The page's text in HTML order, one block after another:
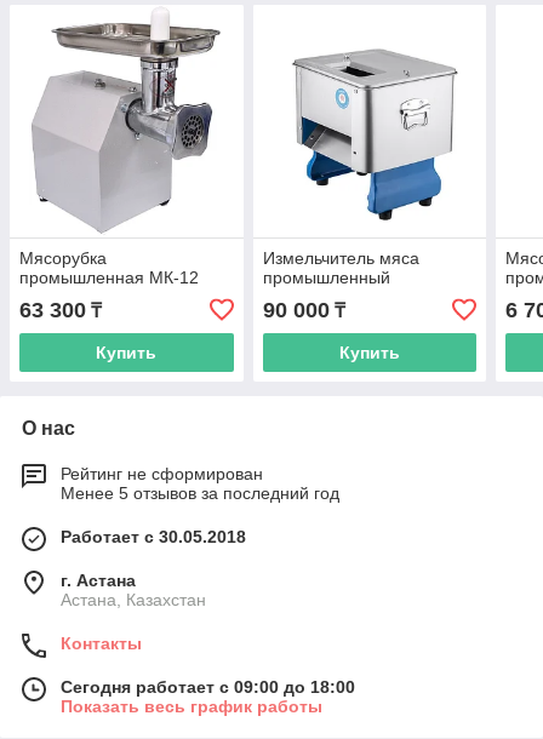
Мясорубка
промышленная МК-12
63 300 ₸
Купить
Измельчитель мяса
промышленный
90 000₸
Купить
6
О нас
Рейтинг не сформирован
Менее 5 отзывов за последний год
Работает с 30.05.2018
г. Астана
Астана, Казахстан
Контакты
Сегодня работает с 09:00 до 18:00
Показать весь график работы